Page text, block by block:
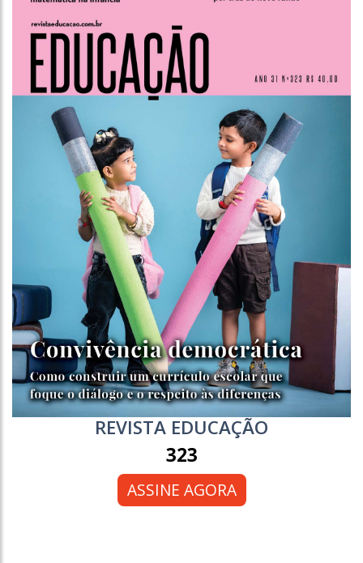
REVISTA EDUCAÇÃO
323
ASSINE AGORA